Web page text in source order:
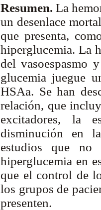
Resumen. La
un desenlace
que presenta,
hiperglucemia. La
del vasoespasmo
glucemia juegue
HSAa. Se han
relación, que
excitadores, la
disminución en
estudios que no
hiperglucemia en
que el control de
los grupos de
presenten.